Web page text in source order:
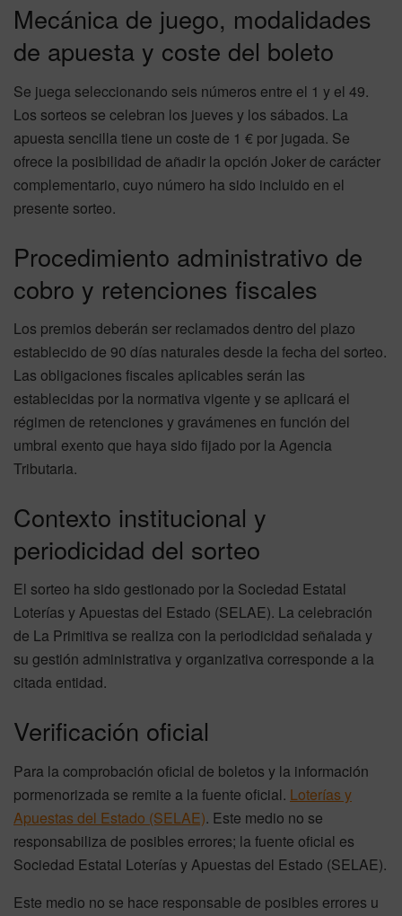
Mecánica de juego, modalidades
de apuesta y coste del boleto
Se juega seleccionando seis números entre el 1 y el 49.
Los sorteos se celebran los jueves y los sábados. La
apuesta sencilla tiene un coste de 1 € por jugada. Se
ofrece la posibilidad de añadir la opción Joker de carácter
complementario, cuyo número ha sido incluido en el
presente sorteo.
Procedimiento administrativo de
cobro y retenciones fiscales
Los premios deberán ser reclamados dentro del plazo
establecido de 90 días naturales desde la fecha del sorteo.
Las obligaciones fiscales aplicables serán las
establecidas por la normativa vigente y se aplicará el
régimen de retenciones y gravámenes en función del
umbral exento que haya sido fijado por la Agencia
Tributaria.
Contexto institucional y
periodicidad del sorteo
El sorteo ha sido gestionado por la Sociedad Estatal
Loterías y Apuestas del Estado (SELAE). La celebración
de La Primitiva se realiza con la periodicidad señalada y
su gestión administrativa y organizativa corresponde a la
citada entidad.
Verificación oficial
Para la comprobación oficial de boletos y la información
pormenorizada se remite a la fuente oficial. Loterías y
Apuestas del Estado (SELAE). Este medio no se
responsabiliza de posibles errores; la fuente oficial es
Sociedad Estatal Loterías y Apuestas del Estado (SELAE).
Este medio no se hace responsable de posibles errores u